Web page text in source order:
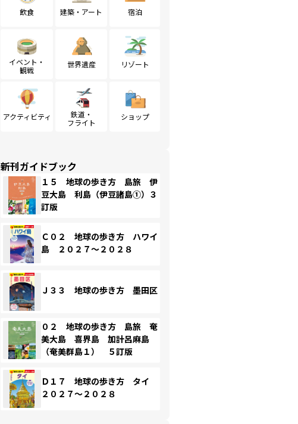
飲食 建築・アート 宿泊
イベント・
観戦
世界遺産 リゾート
アクティビティ
鉄道・
フライト
ショップ
新刊ガイドブック
１５ 地球の歩き方 島旅 伊
豆大島 利島（伊豆諸島①）３
訂版
Ｃ０２ 地球の歩き方 ハワイ
島 ２０２７～２０２８
Ｊ３３ 地球の歩き方 墨田区
０２ 地球の歩き方 島旅 奄
美大島 喜界島 加計呂麻島
（奄美群島１） ５訂版
Ｄ１７ 地球の歩き方 タイ
２０２７～２０２８